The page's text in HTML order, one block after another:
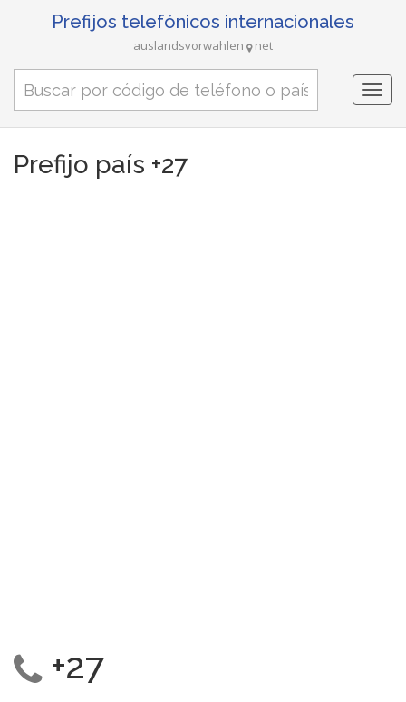
Prefijos telefónicos internacionales
auslandsvorwahlen net
Prefijo país +27
+27